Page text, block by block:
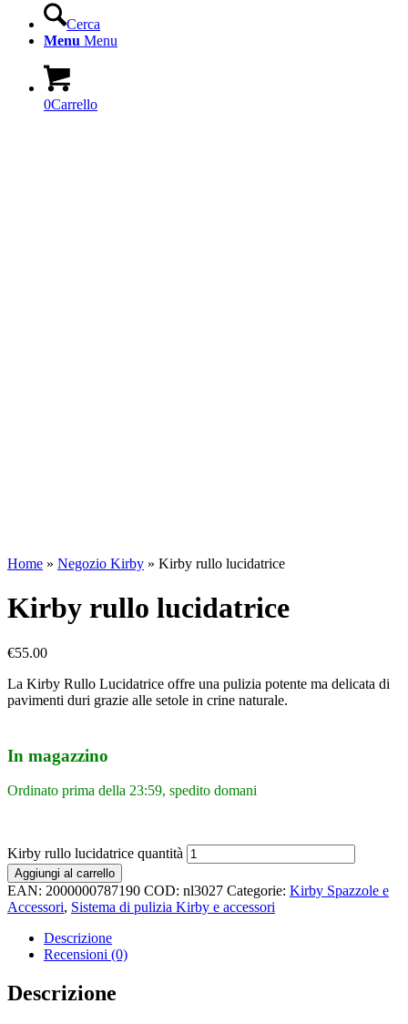
Cerca
Menu Menu
0Carrello
Home » Negozio Kirby » Kirby rullo lucidatrice
Kirby rullo lucidatrice
€55.00
La Kirby Rullo Lucidatrice offre una pulizia potente ma delicata di
pavimenti duri grazie alle setole in crine naturale.
In magazzino
Ordinato prima della 23:59, spedito domani
Kirby rullo lucidatrice quantità
Aggiungi al carrello
EAN: 2000000787190 COD: nl3027 Categorie: Kirby Spazzole e
Accessori, Sistema di pulizia Kirby e accessori
Descrizione
Recensioni (0)
Descrizione